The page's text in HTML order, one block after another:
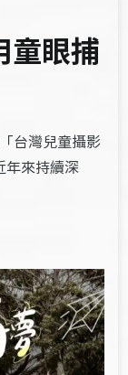
童眼捕
台灣兒童攝影
年來持續深